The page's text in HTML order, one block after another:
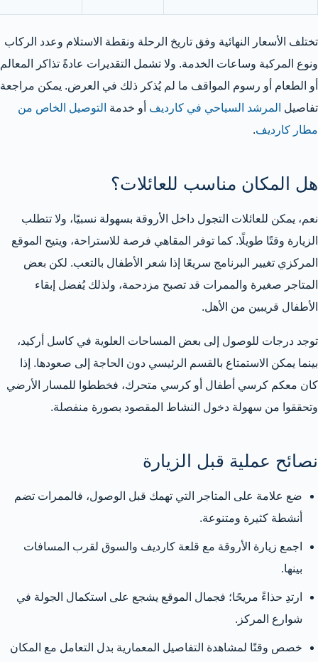
تختلف الأسعار النهائية وفق تاريخ الرحلة ونقطة الاستلام وعدد الركاب
ونوع المركبة وساعات الخدمة. ولا تشمل التقديرات عادةً تذاكر المعالم
أو الطعام أو رسوم المواقف ما لم يُذكر ذلك في العرض. يمكن مراجعة
تفاصيل المرشد السياحي في كارديف أو خدمة التوصيل الخاص من
مطار كارديف.
هل المكان مناسب للعائلات؟
نعم، يمكن للعائلات التجول داخل الأروقة بسهولة نسبيًا، ولا تتطلب
الزيارة وقتًا طويلًا. كما توفر المقاهي فرصة للاستراحة، ويتيح الموقع
المركزي تغيير البرنامج سريعًا إذا شعر الأطفال بالتعب. لكن بعض
المتاجر صغيرة والممرات قد تصبح مزدحمة، ولذلك يُفضل إبقاء
الأطفال قريبين من الأهل.
توجد درجات للوصول إلى بعض المساحات العلوية في كاسل أركيد،
بينما يمكن الاستمتاع بالقسم الرئيسي دون الحاجة إلى صعودها. إذا
كان معكم كرسي أطفال أو كرسي متحرك، فخططوا للمسار الأرضي
وتحققوا من سهولة دخول النشاط المقصود بصورة منفصلة.
نصائح عملية قبل الزيارة
ضع علامة على المتاجر التي تهمك قبل الوصول، فالممرات تضم
أنشطة كثيرة ومتنوعة.
اجمع زيارة الأروقة مع قلعة كارديف والسوق لقرب المسافات
بينها.
ارتدِ حذاءً مريحًا؛ فجمال الموقع يشجع على استكمال الجولة في
شوارع المركز.
خصص وقتًا لمشاهدة التفاصيل المعمارية بدل التعامل مع المكان